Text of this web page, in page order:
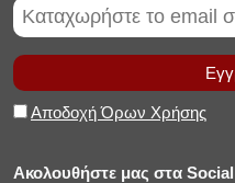
Αποδοχή Όρων Χρήσης
Ακολουθήστε μας στα Social